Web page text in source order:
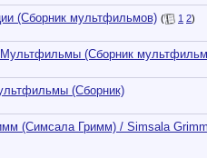
(Сборник мультфильмов) ( 1 2)
(Сборник
(Сборник)
(Симсала Гримм) / Simsala